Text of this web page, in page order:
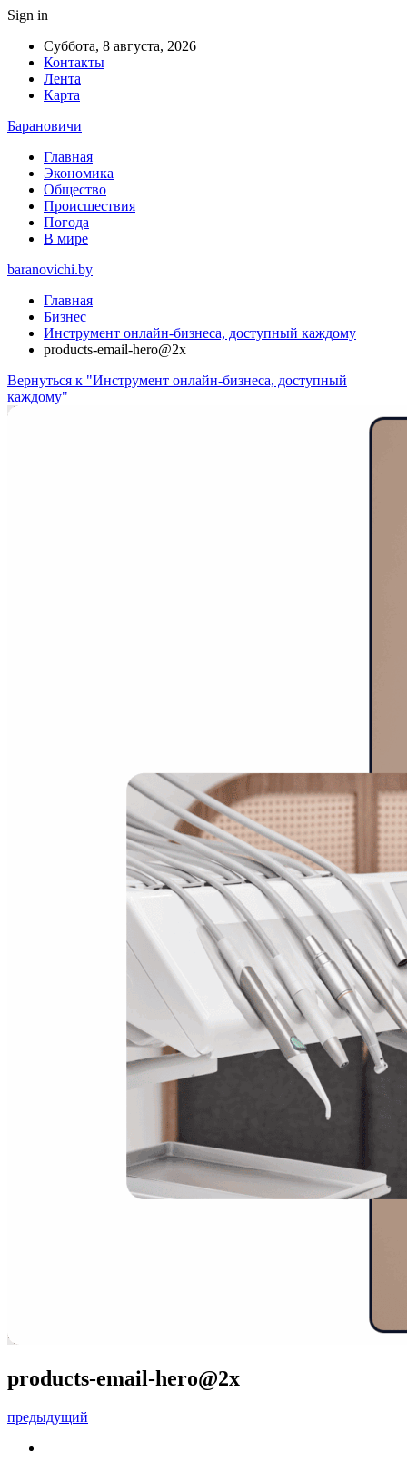
Sign in
Суббота, 8 августа, 2026
Контакты
Лента
Карта
Барановичи
Главная
Экономика
Общество
Происшествия
Погода
В мире
baranovichi.by
Главная
Бизнес
Инструмент онлайн-бизнеса, доступный каждому
products-email-hero@2x
Вернуться к "Инструмент онлайн-бизнеса, доступный
каждому"
products-email-hero@2x
предыдущий